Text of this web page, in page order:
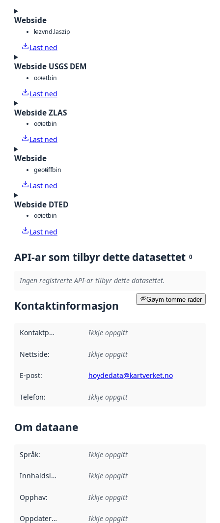
Webside
lazvnd.laszip
Last ned
Webside USGS DEM
octetbin
Last ned
Webside ZLAS
octetbin
Last ned
Webside
geotiffbin
Last ned
Webside DTED
octetbin
Last ned
API-ar som tilbyr dette datasettet 0
Ingen registrerte API-ar tilbyr dette datasettet.
Gøym tomme rader
Kontaktinformasjon
Kontaktpunkt Ikkje oppgitt
Nettside: Ikkje oppgitt
E-post: hoydedata@kartverket.no
Telefon: Ikkje oppgitt
Om dataane
Språk: Ikkje oppgitt
Innhaldsleverandørar :
Ikkje oppgitt
Opphav: Ikkje oppgitt
Oppdateringsfrekvens :
Ikkje oppgitt